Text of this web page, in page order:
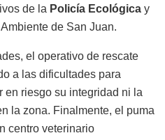
de la Policía Ecológica y
de San Juan.
el operativo de rescate
a las dificultades para
en riesgo su integridad ni la
la zona. Finalmente, el puma
centro veterinario